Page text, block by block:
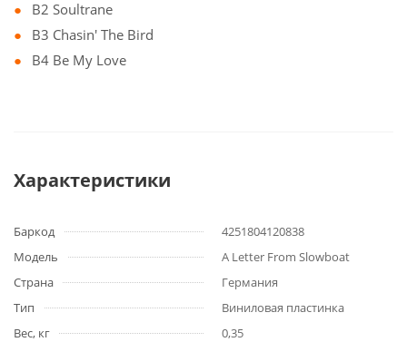
B2 Soultrane
B3 Chasin' The Bird
B4 Be My Love
Характеристики
Баркод
4251804120838
Модель
A Letter From Slowboat
Страна
Германия
Тип
Виниловая пластинка
Вес, кг
0,35